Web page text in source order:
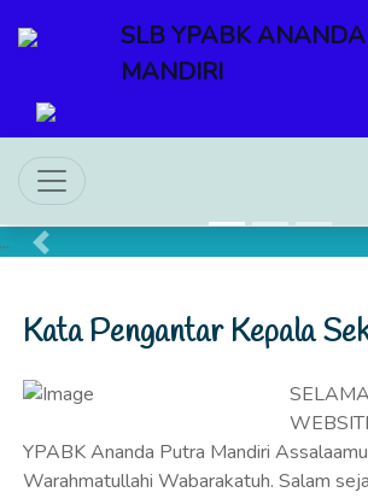
SLB YPABK
MANDIRI
Previous
Kata Pengantar Kepala
YPABK Ananda Putra Mandiri
Warahmatullahi Wabarakatuh. Salam